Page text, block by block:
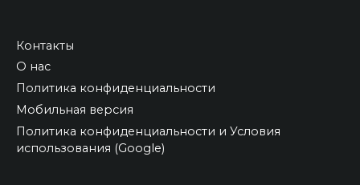
Контакты
О нас
Политика конфиденциальности
Мобильная версия
Политика конфиденциальности и Условия
использования (Google)